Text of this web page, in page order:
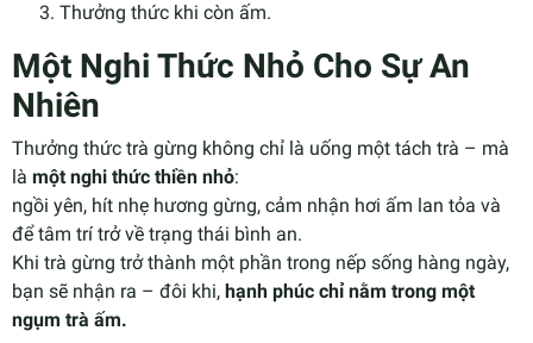
Thưởng thức khi còn ấm.
Một Nghi Thức Nhỏ Cho Sự An
Nhiên
Thưởng thức trà gừng không chỉ là uống một tách trà – mà
là một nghi thức thiền nhỏ:
ngồi yên, hít nhẹ hương gừng, cảm nhận hơi ấm lan tỏa và
để tâm trí trở về trạng thái bình an.
Khi trà gừng trở thành một phần trong nếp sống hàng ngày,
bạn sẽ nhận ra – đôi khi, hạnh phúc chỉ nằm trong một
ngụm trà ấm.